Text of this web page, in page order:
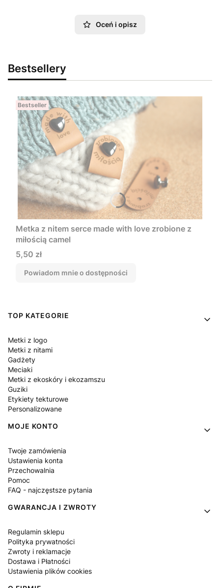
Oceń i opisz
Bestsellery
Bestseller
Metka z nitem serce made with love zrobione z
miłością camel
Cena
5,50 zł
Powiadom mnie o dostępności
Linki w stopce
TOP KATEGORIE
Metki z logo
Metki z nitami
Gadżety
Meciaki
Metki z ekoskóry i ekozamszu
Guziki
Etykiety tekturowe
Personalizowane
MOJE KONTO
Twoje zamówienia
Ustawienia konta
Przechowalnia
Pomoc
FAQ - najczęstsze pytania
GWARANCJA I ZWROTY
Regulamin sklepu
Polityka prywatności
Zwroty i reklamacje
Dostawa i Płatności
Ustawienia plików cookies